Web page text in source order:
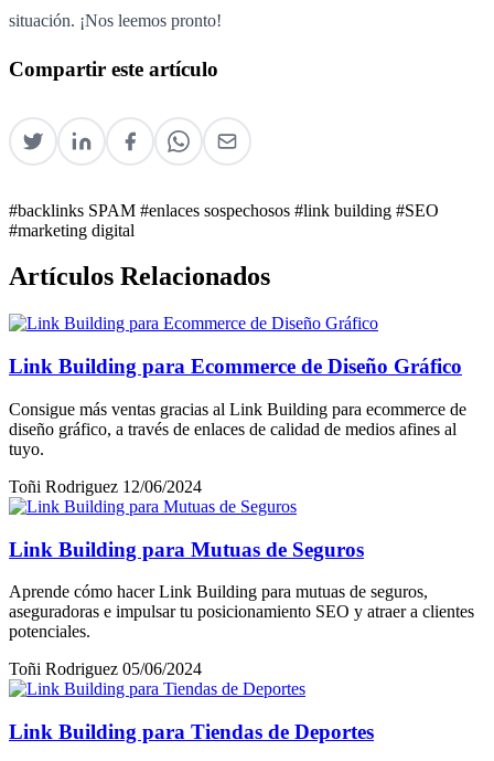
situación. ¡Nos leemos pronto!
Compartir este artículo
#backlinks SPAM #enlaces sospechosos #link building #SEO
#marketing digital
Artículos Relacionados
Link Building para Ecommerce de Diseño Gráfico
Consigue más ventas gracias al Link Building para ecommerce de
diseño gráfico, a través de enlaces de calidad de medios afines al
tuyo.
Toñi Rodriguez 12/06/2024
Link Building para Mutuas de Seguros
Aprende cómo hacer Link Building para mutuas de seguros,
aseguradoras e impulsar tu posicionamiento SEO y atraer a clientes
potenciales.
Toñi Rodriguez 05/06/2024
Link Building para Tiendas de Deportes